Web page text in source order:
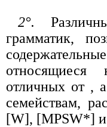
2°.
грамматик,
относящиеся
отличных от ,
семействам,
[W], [MPSW*]